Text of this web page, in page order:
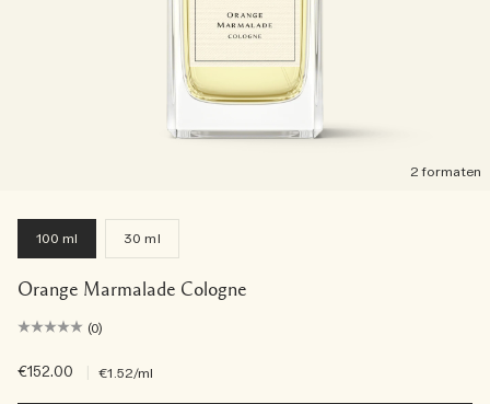
2 formaten
100 ml 30 ml
Orange Marmalade Cologne
(0)
€152.00 €1.52/ml